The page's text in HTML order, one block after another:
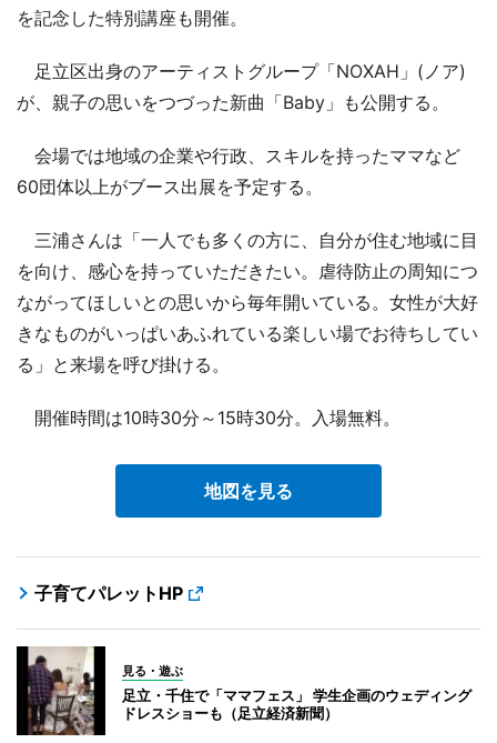
を記念した特別講座も開催。
足立区出身のアーティストグループ「NOXAH」(ノア)
が、親子の思いをつづった新曲「Baby」も公開する。
会場では地域の企業や行政、スキルを持ったママなど
60団体以上がブース出展を予定する。
三浦さんは「一人でも多くの方に、自分が住む地域に目
を向け、感心を持っていただきたい。虐待防止の周知につ
ながってほしいとの思いから毎年開いている。女性が大好
きなものがいっぱいあふれている楽しい場でお待ちしてい
る」と来場を呼び掛ける。
開催時間は10時30分～15時30分。入場無料。
地図を見る
子育てパレットHP
見る・遊ぶ
足立・千住で「ママフェス」 学生企画のウェディング
ドレスショーも（足立経済新聞）